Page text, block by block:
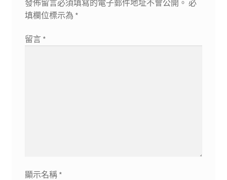
發佈留言必須填寫的電子郵件地址不會公開。 必
填欄位標示為 *
留言 *
顯示名稱 *